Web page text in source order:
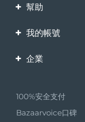
幫助
聯繫我們
保修與退換貨
我的帳號
產品註冊
企業
夥伴計畫
聯盟新聞
100%安全支付
Bazaarvoice口碑